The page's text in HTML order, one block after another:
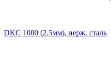
DKC 1000 (2.5мм), нерж. сталь